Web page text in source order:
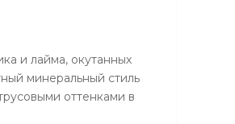
и лайма, окутанных
минеральный стиль
оттенками в